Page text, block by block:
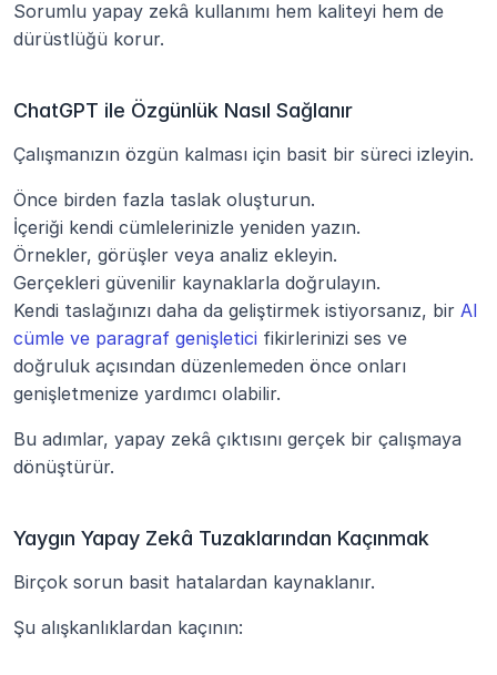
Sorumlu yapay zekâ kullanımı hem kaliteyi hem de
dürüstlüğü korur.
ChatGPT ile Özgünlük Nasıl Sağlanır
Çalışmanızın özgün kalması için basit bir süreci izleyin.
Önce birden fazla taslak oluşturun.
İçeriği kendi cümlelerinizle yeniden yazın.
Örnekler, görüşler veya analiz ekleyin.
Gerçekleri güvenilir kaynaklarla doğrulayın.
Kendi taslağınızı daha da geliştirmek istiyorsanız, bir AI
cümle ve paragraf genişletici fikirlerinizi ses ve
doğruluk açısından düzenlemeden önce onları
genişletmenize yardımcı olabilir.
Bu adımlar, yapay zekâ çıktısını gerçek bir çalışmaya
dönüştürür.
Yaygın Yapay Zekâ Tuzaklarından Kaçınmak
Birçok sorun basit hatalardan kaynaklanır.
Şu alışkanlıklardan kaçının: